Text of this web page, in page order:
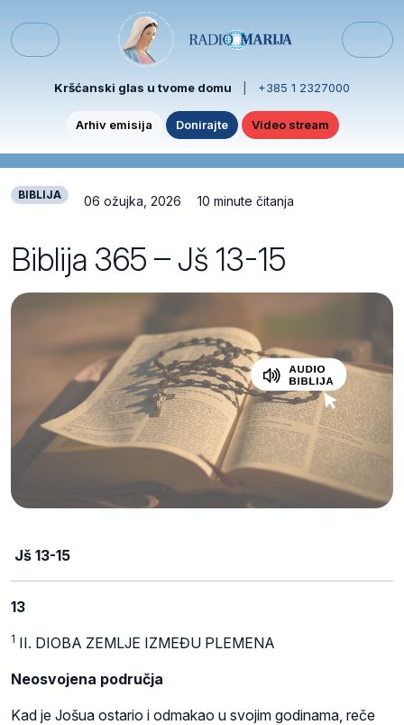
Menu
Kršćanski glas u tvome domu +385 1 2327000
Arhiv emisija Donirajte Video stream
BIBLIJA 06 ožujka, 2026 10 minute čitanja
Biblija 365 – Jš 13-15
Jš 13-15
13
1 II. DIOBA ZEMLJE IZMEĐU PLEMENA
Neosvojena područja
Kad je Jošua ostario i odmakao u svojim godinama, reče